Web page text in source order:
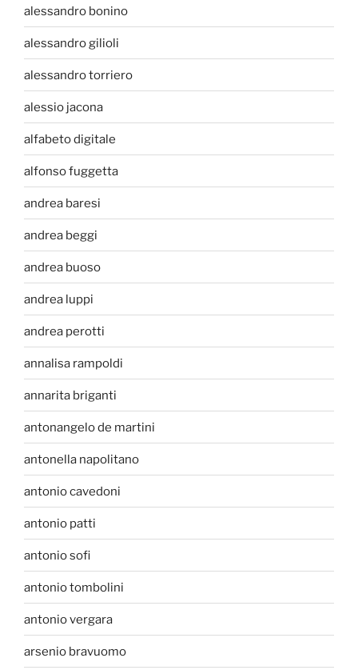
alessandro bonino
alessandro gilioli
alessandro torriero
alessio jacona
alfabeto digitale
alfonso fuggetta
andrea baresi
andrea beggi
andrea buoso
andrea luppi
andrea perotti
annalisa rampoldi
annarita briganti
antonangelo de martini
antonella napolitano
antonio cavedoni
antonio patti
antonio sofi
antonio tombolini
antonio vergara
arsenio bravuomo